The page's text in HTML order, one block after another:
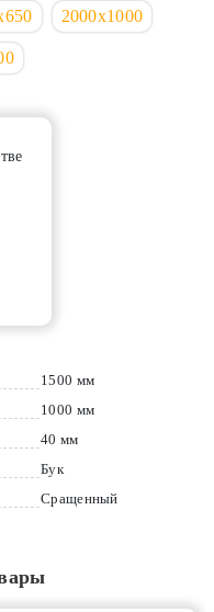
2000х1000
1500 мм
1000 мм
40 мм
Бук
Сращенный